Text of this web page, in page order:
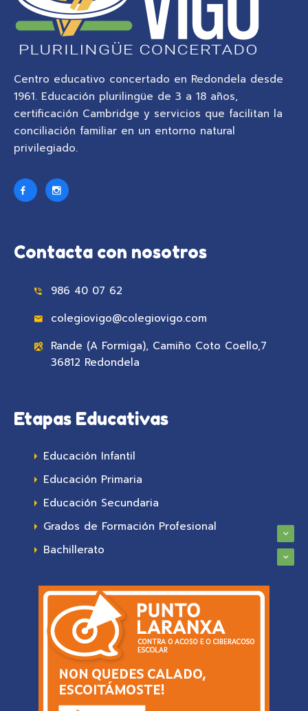
Centro educativo concertado en Redondela desde
1961. Educación plurilingüe de 3 a 18 años,
certificación Cambridge y servicios que facilitan la
conciliación familiar en un entorno natural
privilegiado.
Contacta con nosotros
986 40 07 62
colegiovigo@colegiovigo.com
Rande (A Formiga), Camiño Coto Coello,7
36812 Redondela
Etapas Educativas
Educación Infantil
Educación Primaria
Educación Secundaria
Grados de Formación Profesional
Bachillerato